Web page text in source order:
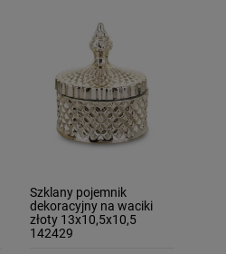
Szklany pojemnik
dekoracyjny na waciki
złoty 13x10,5x10,5
142429